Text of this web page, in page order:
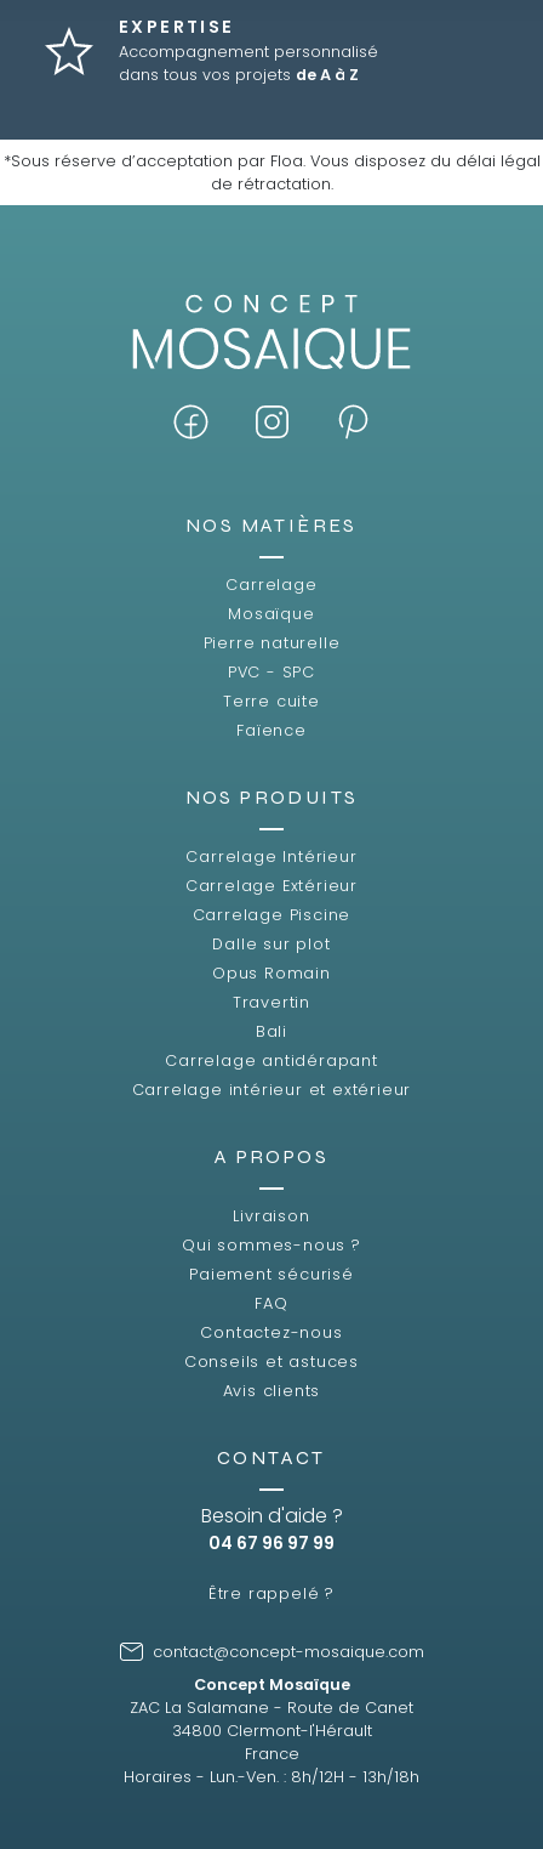
EXPERTISE
Accompagnement personnalisé
dans tous vos projets de A à Z
*Sous réserve d’acceptation par Floa. Vous disposez du délai légal
de rétractation.
NOS MATIÈRES
Carrelage
Mosaïque
Pierre naturelle
PVC - SPC
Terre cuite
Faïence
NOS PRODUITS
Carrelage Intérieur
Carrelage Extérieur
Carrelage Piscine
Dalle sur plot
Opus Romain
Travertin
Bali
Carrelage antidérapant
Carrelage intérieur et extérieur
A PROPOS
Livraison
Qui sommes-nous ?
Paiement sécurisé
FAQ
Contactez-nous
Conseils et astuces
Avis clients
CONTACT
Besoin d'aide ?
04 67 96 97 99
Être rappelé ?
contact@concept-mosaique.com
Concept Mosaïque
ZAC La Salamane - Route de Canet
34800 Clermont-l'Hérault
France
Horaires - Lun.-Ven. : 8h/12H - 13h/18h